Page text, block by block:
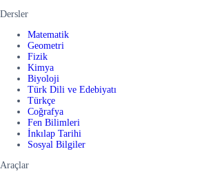
Dersler
Matematik
Geometri
Fizik
Kimya
Biyoloji
Türk Dili ve Edebiyatı
Türkçe
Coğrafya
Fen Bilimleri
İnkılap Tarihi
Sosyal Bilgiler
Araçlar